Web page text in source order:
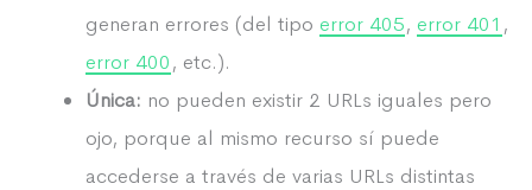
generan errores (del tipo error 405, error 401 ,
error 400, etc.).
Única: no pueden existir 2 URLs iguales pero
ojo, porque al mismo recurso sí puede
accederse a través de varias URLs distintas